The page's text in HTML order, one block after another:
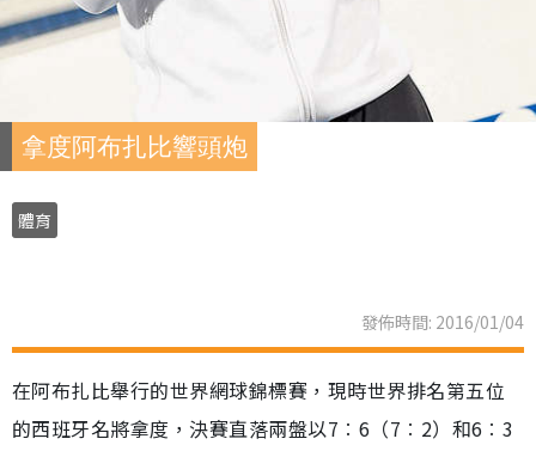
拿度阿布扎比響頭炮
體育
發佈時間: 2016/01/04
在阿布扎比舉行的世界網球錦標賽，現時世界排名第五位
的西班牙名將拿度，決賽直落兩盤以7︰6（7︰2）和6︰3